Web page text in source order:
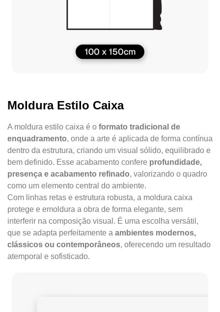
Moldura Estilo Caixa
A moldura estilo caixa é o formato tradicional de
enquadramento, onde a arte é aplicada de forma contínua
dentro da estrutura, criando um visual sólido, equilibrado e
bem definido. Esse acabamento confere profundidade,
presença e acabamento refinado, valorizando o quadro
como um elemento central do ambiente.
Com linhas retas e estrutura robusta, a moldura caixa
protege e emoldura a obra de forma elegante, sem
interferir na composição visual. É uma escolha versátil,
que se adapta perfeitamente a ambientes modernos,
clássicos ou contemporâneos, oferecendo um resultado
atemporal e sofisticado.